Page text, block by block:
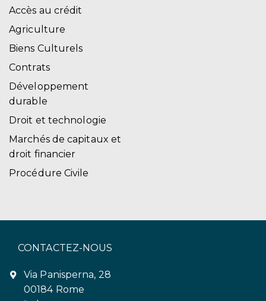
Accès au crédit
Agriculture
Biens Culturels
Contrats
Développement
durable
Droit et technologie
Marchés de capitaux et
droit financier
Procédure Civile
CONTACTEZ-NOUS
Via Panisperna, 28
00184 Rome